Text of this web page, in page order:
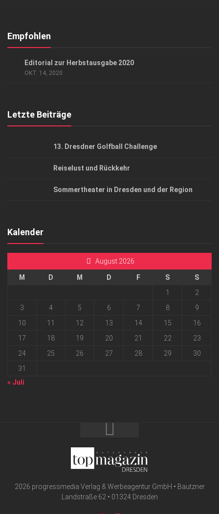
Kontakt, Impressum
Empfohlen
Editorial zur Herbstausgabe 2020
OKT. 14, 2020
Letzte Beiträge
13. Dresdner Golfball Challenge
Reiselust und Rückkehr
Sommertheater in Dresden und der Region
Kalender
August 2026
M D M D F S
S
1
2
3
4 5 6 7 8
9
10
11 12 13 14 15
16
17
18 19 20 21 22
23
24
25 26 27 28 29
30
31
« Juli
2026 progressmedia Verlag & Werbeagentur GmbH • Bautzner
Landstraße 62 • 01324 Dresden